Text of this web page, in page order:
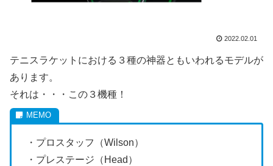
2022.02.01
テニスラケットにおける３種の神器ともいわれるモデルが
あります。
それは・・・この３機種！
・プロスタッフ（Wilson）
・プレステージ（Head）